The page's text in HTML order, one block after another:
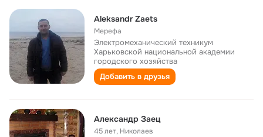
Aleksandr Zaets
Мерефа
Электромеханический техникум
Харьковской национальной академии
городского хозяйства
Добавить в друзья
Александр Заец
45 лет, Николаев